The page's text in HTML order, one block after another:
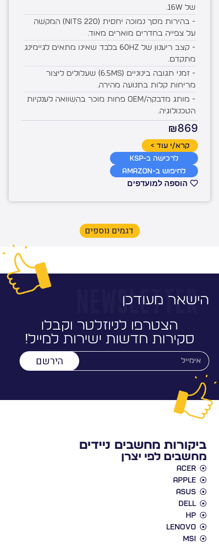
של 16W.
- בהירות מסך נמוכה יחסית (220 nits) המקשה
על צפייה בחדרים מוארים מאוד.
- קצב ריענון של 60Hz בלבד שאינו מתאים לגיימינג
מתקדם.
- זמני תגובה בינוניים (6.5ms) שעלולים ליצור
מריחות קלות בתנועה מהירה.
- מותג מדבקה/OEM פחות מוכר בהשוואה לענקיות
הטכנולוגיה.
₪869
לחיפוש ב-Amazon
לרכישה ב-KSP
קרא/י עוד >
הוספה למועדפים
דגמים נוספים
הישאר מעודכן
הצטרפו לניוזלטר וקבלו
סקירות חדשות ישירות למייל!
הירשם
ביקורות מחשבים ניידים
מחשבים לפי יצרן
Acer
Apple
Asus
Dell
HP
Lenovo
MSI